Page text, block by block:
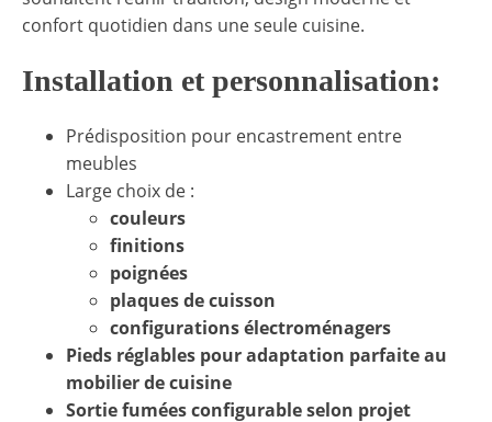
confort quotidien dans une seule cuisine.
Installation et personnalisation:
Prédisposition pour encastrement entre
meubles
Large choix de :
couleurs
finitions
poignées
plaques de cuisson
configurations électroménagers
Pieds réglables pour adaptation parfaite au
mobilier de cuisine
Sortie fumées configurable selon projet